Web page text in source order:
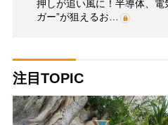
押しが追い風に！半導体、
ガー”が狙えるお…
注目TOPIC